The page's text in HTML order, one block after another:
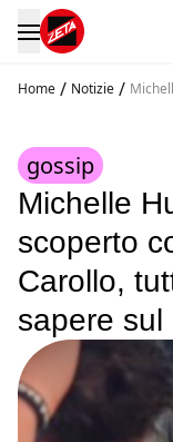
Home / Notizie /
gossip
Michelle
scoperto
Carollo,
sapere sul